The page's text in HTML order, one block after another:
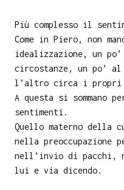
Più complesso il
Come in Piero, non
idealizzazione, un
circostanze, un po’
l’altro circa i propri
A questa si sommano
sentimenti.
Quello materno della
nella preoccupazione
nell’invio di pacchi,
lui e via dicendo.